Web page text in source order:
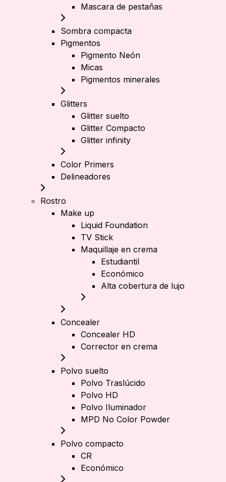
Mascara de pestañas
Sombra compacta
Pigmentos
Pigmento Neón
Micas
Pigmentos minerales
Glitters
Glitter suelto
Glitter Compacto
Glitter infinity
Color Primers
Delineadores
Rostro
Make up
Liquid Foundation
TV Stick
Maquillaje en crema
Estudiantil
Económico
Alta cobertura de lujo
Concealer
Concealer HD
Corrector en crema
Polvo suelto
Polvo Traslúcido
Polvo HD
Polvo Iluminador
MPD No Color Powder
Polvo compacto
CR
Económico